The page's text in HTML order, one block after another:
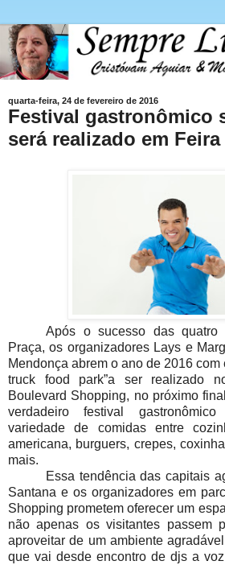
quarta-feira, 24 de fevereiro de 2016
Festival gastronômico
será realizado em Feira
Após o sucesso das
Praça, os organizadores Lays e
Mendonça abrem o ano de 2016 com
truck food park”a ser realizado
Boulevard Shopping, no próximo
verdadeiro festival
variedade de comidas entre
americana, burguers, crepes,
mais.
Essa tendência das capitais
Santana e os organizadores em
Shopping prometem oferecer um
não apenas os visitantes passem
aproveitar de um ambiente
que vai desde encontro de djs a